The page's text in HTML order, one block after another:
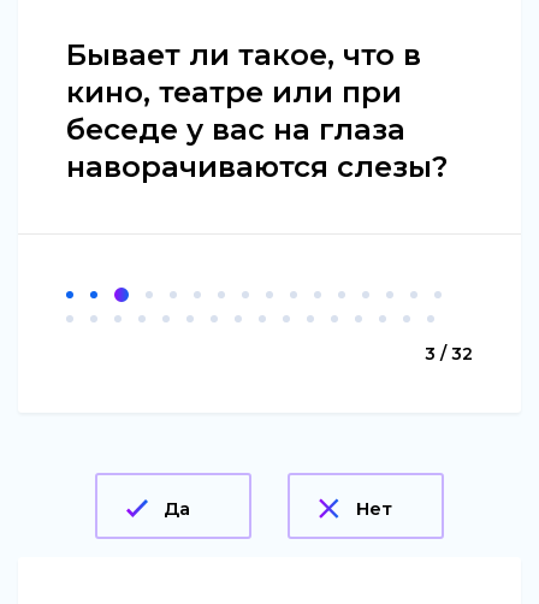
Бывает ли такое, что в
кино, театре или при
беседе у вас на глаза
наворачиваются слезы?
3 / 32
Да Нет